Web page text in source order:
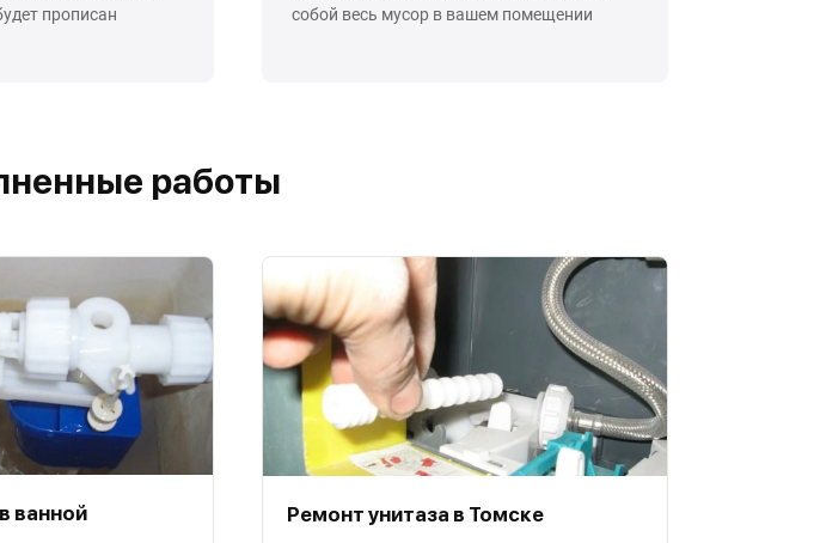
прописан
собой весь мусор в вашем помещении
работы
ванной Ремонт унитаза в Томске